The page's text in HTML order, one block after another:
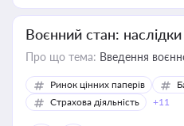
Воєнний стан:
Про що тема: Введення
Ринок цінних паперів
Страхова діяльність
+11